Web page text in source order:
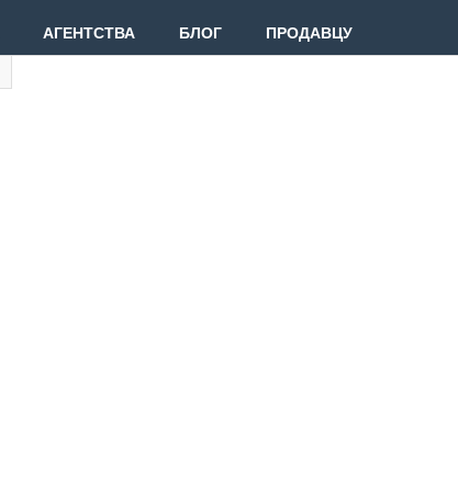
АГЕНТСТВА БЛОГ ПРОДАВЦУ